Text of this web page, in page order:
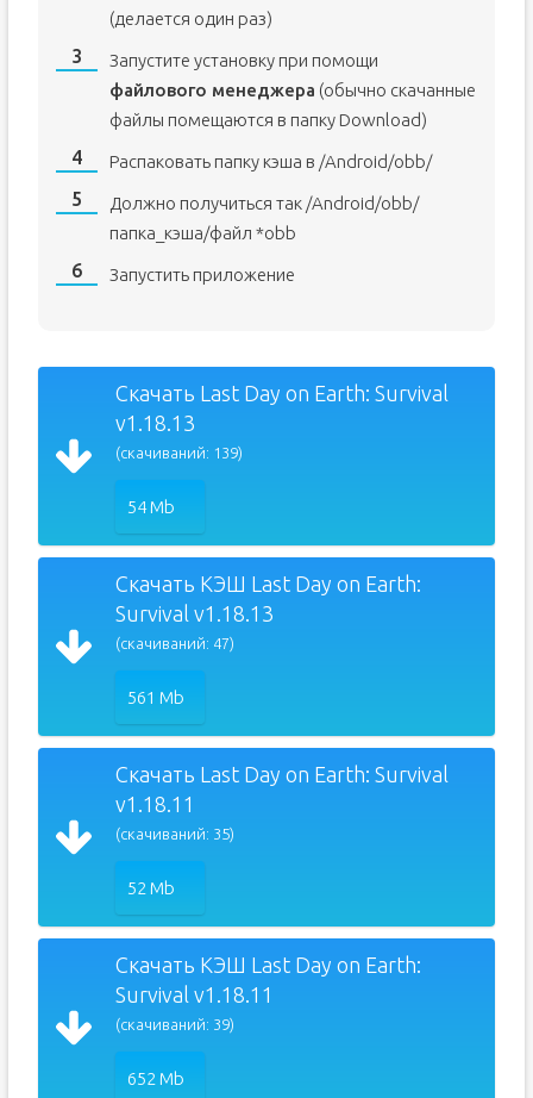
(делается один раз)
Запустите установку при помощи
файлового менеджера (обычно скачанные
файлы помещаются в папку Download)
Распаковать папку кэша в /Android/obb/
Должно получиться так /Android/obb/
папка_кэша/файл *obb
Запустить приложение
Скачать Last Day on Earth: Survival
v1.18.13
(скачиваний: 139)
54 Mb
Скачать КЭШ Last Day on Earth:
Survival v1.18.13
(скачиваний: 47)
561 Mb
Скачать Last Day on Earth: Survival
v1.18.11
(скачиваний: 35)
52 Mb
Скачать КЭШ Last Day on Earth:
Survival v1.18.11
(скачиваний: 39)
652 Mb